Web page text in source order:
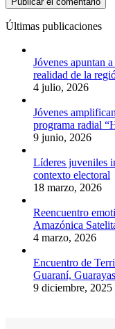
Últimas publicaciones
Jóvenes apuntan
realidad de la
4 julio, 2026
Jóvenes
programa radial
9 junio, 2026
Líderes juveniles
contexto electoral
18 marzo, 2026
Reencuentro
Amazónica
4 marzo, 2026
Encuentro de
Guaraní,
9 diciembre, 2025